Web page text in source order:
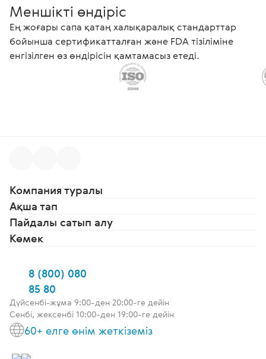
Меншікті өндіріс
Ең жоғары сапа қатаң халықаралық стандарттар
бойынша сертификатталған және FDA тізіліміне
енгізілген өз өндірісін қамтамасыз етеді.
Компания туралы
Ақша тап
Пайдалы сатып алу
Көмек
8 (800) 080
85 80
Дүйсенбі-жұма 9:00-ден 20:00-ге дейін
Сенбі, жексенбі 10:00-ден 19:00-ге дейін
60+ елге өнім жеткіземіз